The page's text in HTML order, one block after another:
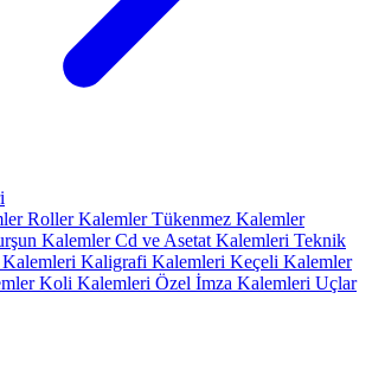
Roller KalemlerTükenmez Kalemler
KalemlerCd ve Asetat Kalemleri Teknik
Kaligrafi Kalemleri Keçeli Kalemler
Koli Kalemleri Özel İmza Kalemleri Uçlar